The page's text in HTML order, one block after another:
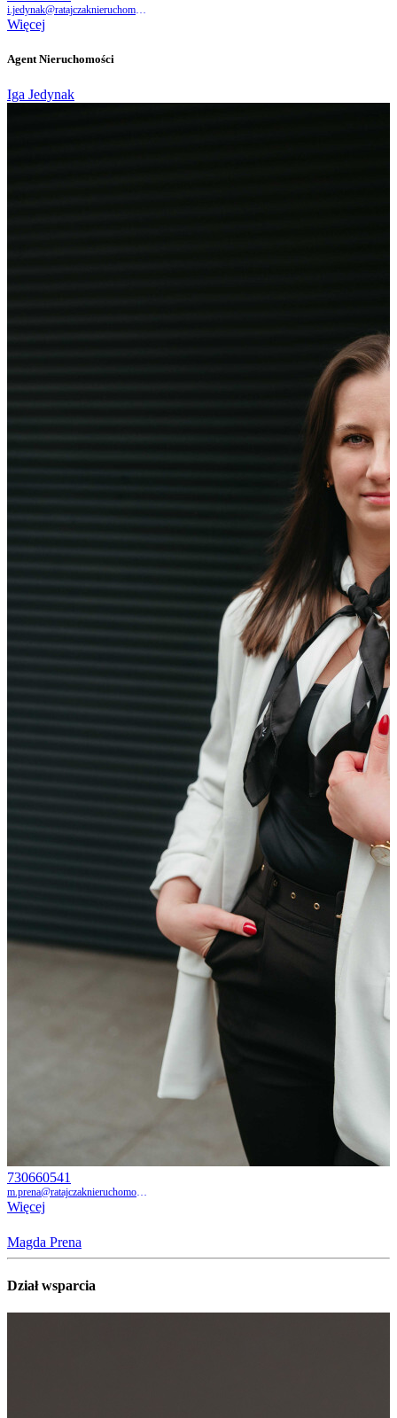
i.jedynak@ratajczaknieruchomosci.pl
Więcej
Agent Nieruchomości
Iga Jedynak
730660541
Więcej
Magda Prena
Dział wsparcia